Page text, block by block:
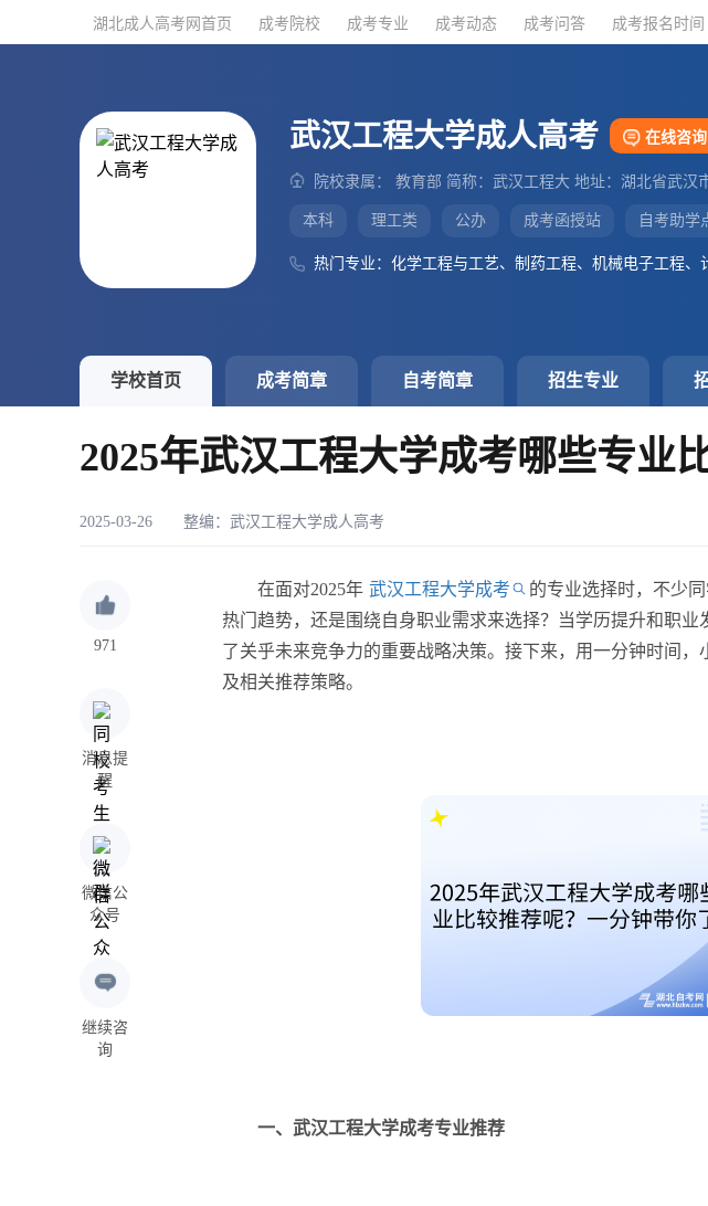
湖北成人高考网首页 成考院校 成考专业 成考动态 成考问答 成考报名时间
武汉工程大学成人高考 在线咨询
院校隶属： 教育部 简称：武汉工程大 地址：湖北省武汉
本科 理工类 公办 成考函授站 自考助学
热门专业：化学工程与工艺、制药工程、机械电子工程、
学校首页 成考简章 自考简章 招生专业
2025年武汉工程大学成考哪些专业
2025-03-26 整编： 武汉工程大学成人高考
971
消息提
醒
微信公
众号
继续咨
询
在面对2025年 武汉工程大学成考
的专业选择时，不少
热门趋势，还是围绕自身职业需求来选择？当学历提升和职
了关乎未来竞争力的重要战略决策。接下来，用一分钟时间，
及相关推荐策略。
一、武汉工程大学成考专业推荐
湖北成人高考网首页 成考院校 成考专业 成考动态 成考问答 成考报名时间